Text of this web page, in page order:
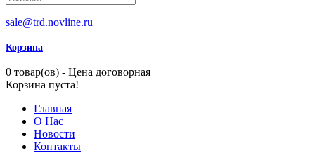
sale@trd.novline.ru
Корзина
0 товар(ов) - Цена договорная
Корзина пуста!
Главная
О Нас
Новости
Контакты